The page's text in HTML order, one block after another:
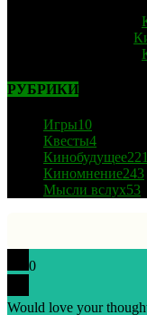
РУБРИКИ
Игры10
Квесты4
Кинобудущее221
Киномнение243
Мысли вслух53
0
Would love your